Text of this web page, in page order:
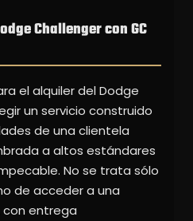
Challenger con GC
el alquiler del Dodge
un servicio construido
de una clientela
a altos estándares
No se trata sólo
de acceder a una
con entrega